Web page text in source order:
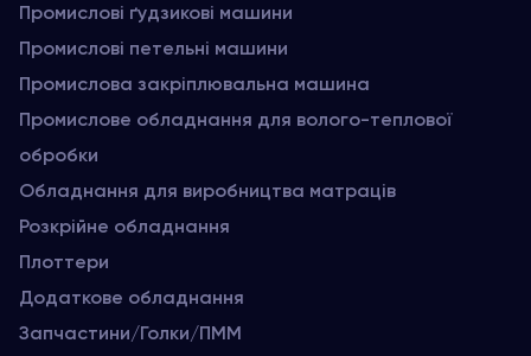
Промислові ґудзикові машини
Промислові петельні машини
Промислова закріплювальна машина
Промислове обладнання для волого-теплової
обробки
Обладнання для виробництва матраців
Розкрійне обладнання
Плоттери
Додаткове обладнання
Запчастини/Голки/ПММ